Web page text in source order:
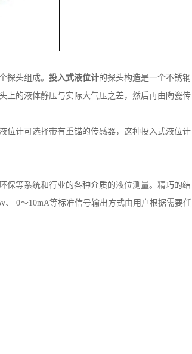
探头组成。 投入式液位计的探头构造是一个不锈钢
上的液体静压与实际大气压之差，然后再由陶瓷传
位计可选择带有重锚的传感器，这种投入式液位计
保等系统和行业的各种介质的液位测量。精巧的结
0～10mA等标准信号输出方式由用户根据需要任